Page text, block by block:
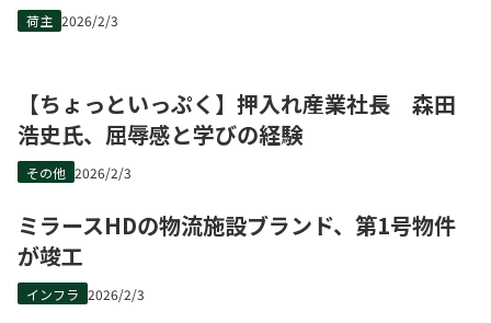
荷主 2026/2/3
【ちょっといっぷく】押入れ産業社長 森田
浩史氏、屈辱感と学びの経験
その他 2026/2/3
ミラースHDの物流施設ブランド、第1号物件
が竣工
インフラ 2026/2/3